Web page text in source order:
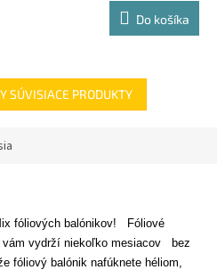
Do košíka
SÚVISIACE PRODUKTY
fóliových balónikov! Fóliové
vám vydrží niekoľko mesiacov bez
fóliový balónik nafúknete héliom,